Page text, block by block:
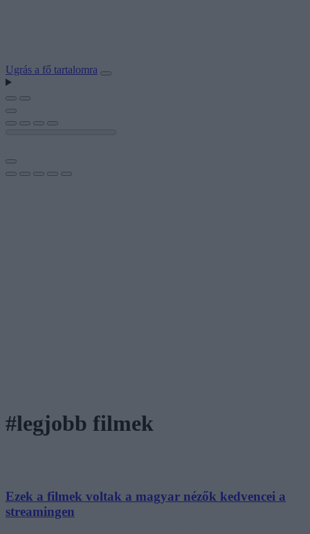
Ugrás a fő tartalomra
#legjobb filmek
Ezek a filmek voltak a magyar nézők kedvencei a
streamingen